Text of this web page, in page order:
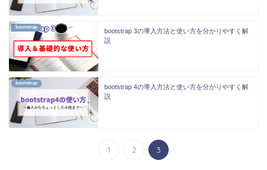
bootstrap
bootstrap 3の導入方法と使い方を分かりやすく解
説
bootstrap
bootstrap 4の導入方法と使い方を分かりやすく解
説
1 2 3